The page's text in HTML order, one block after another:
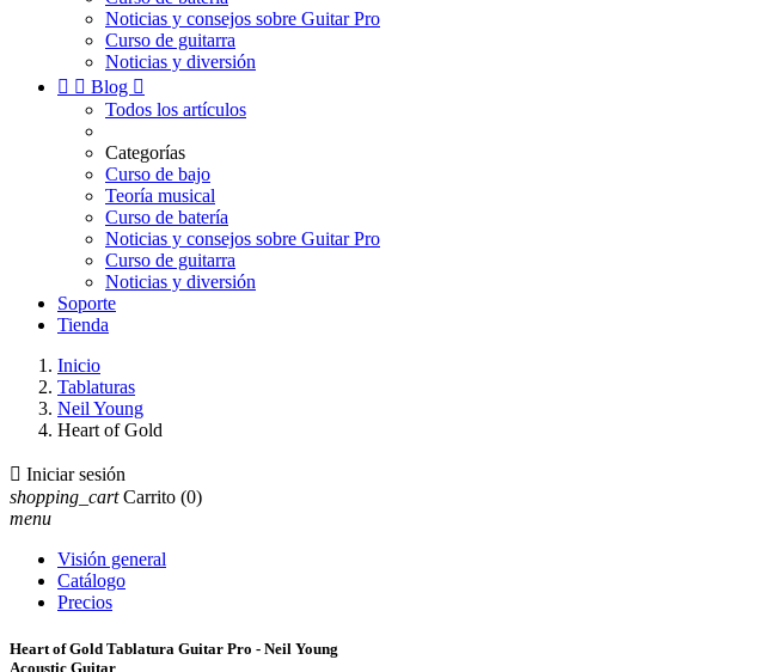
Noticias y consejos sobre Guitar Pro
Curso de guitarra
Noticias y diversión
  Blog 
Todos los artículos
Categorías
Curso de bajo
Teoría musical
Curso de batería
Noticias y consejos sobre Guitar Pro
Curso de guitarra
Noticias y diversión
Soporte
Tienda
Inicio
Tablaturas
Neil Young
Heart of Gold
 Iniciar sesión
shopping_cart Carrito (0)
menu
Visión general
Catálogo
Precios
Heart of Gold Tablatura Guitar Pro - Neil Young
Acoustic Guitar